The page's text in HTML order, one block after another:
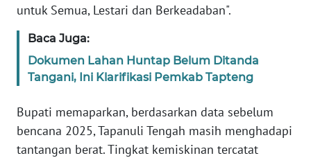
untuk Semua, Lestari dan Berkeadaban".
Baca Juga:
Dokumen Lahan Huntap Belum Ditanda
Tangani, Ini Klarifikasi Pemkab Tapteng
Bupati memaparkan, berdasarkan data sebelum
bencana 2025, Tapanuli Tengah masih menghadapi
tantangan berat. Tingkat kemiskinan tercatat
WN
NTB
WN
SULTENG
WN
SULBAR